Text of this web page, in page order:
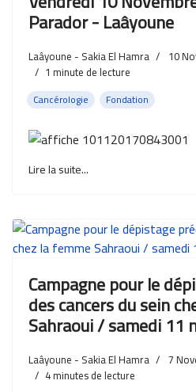
Parador - Laâyoune
Laâyoune - Sakia El Hamra
10
1 minute de lecture
Cancérologie Fondation
Lire la suite...
Campagne pour le
des cancers du sein
Sahraoui / samedi 11
Laâyoune - Sakia El Hamra
7
4minutes de lecture